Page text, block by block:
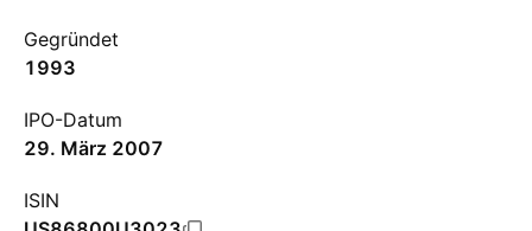
Gegründet
1993
IPO-Datum
29. März 2007
ISIN